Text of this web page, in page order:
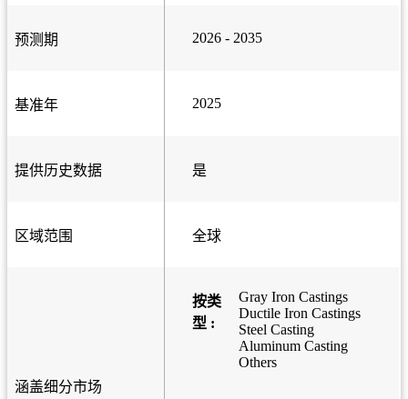
预测期 2026 - 2035
基准年 2025
提供历史数据 是
区域范围 全球
涵盖细分市场
按类
型 :
Gray Iron Castings
Ductile Iron Castings
Steel Casting
Aluminum Casting
Others